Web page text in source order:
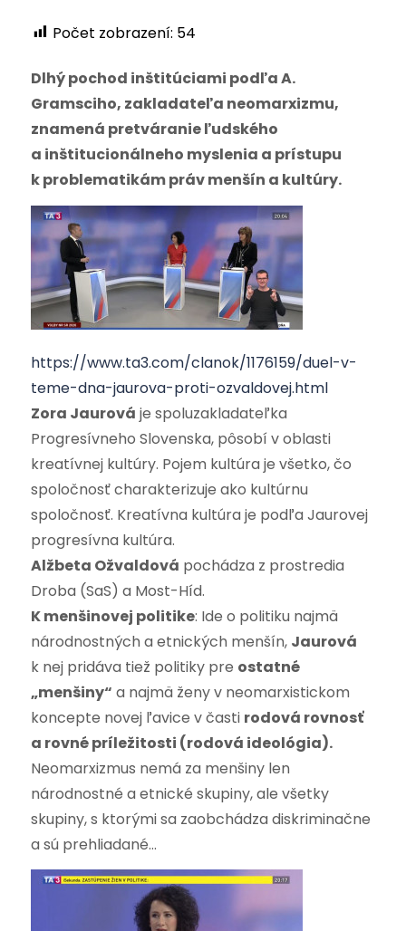
Počet zobrazení: 54
Dlhý pochod inštitúciami podľa A.
Gramsciho, zakladateľa neomarxizmu,
znamená pretváranie ľudského
a inštitucionálneho myslenia a prístupu
k problematikám práv menšín a kultúry.
https://www.ta3.com/clanok/1176159/duel-v-
teme-dna-jaurova-proti-ozvaldovej.html
Zora Jaurová je spoluzakladateľka
Progresívneho Slovenska, pôsobí v oblasti
kreatívnej kultúry. Pojem kultúra je všetko, čo
spoločnosť charakterizuje ako kultúrnu
spoločnosť. Kreatívna kultúra je podľa Jaurovej
progresívna kultúra.
Alžbeta Ožvaldová pochádza z prostredia
Droba (SaS) a Most-Híd.
K menšinovej politike: Ide o politiku najmä
národnostných a etnických menšín, Jaurová
k nej pridáva tiež politiky pre ostatné
„menšiny“ a najmä ženy v neomarxistickom
koncepte novej ľavice v časti rodová rovnosť
a rovné príležitosti (rodová ideológia).
Neomarxizmus nemá za menšiny len
národnostné a etnické skupiny, ale všetky
skupiny, s ktorými sa zaobchádza diskriminačne
a sú prehliadané…